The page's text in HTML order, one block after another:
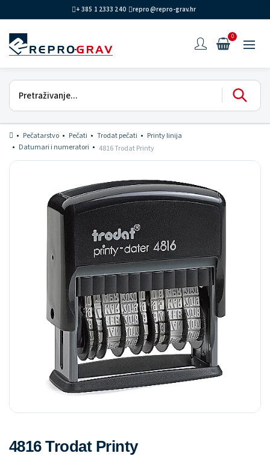
+ 385 1 2333 240 repro@repro-grav.hr
0
Pečatarstvo Pečati Trodat pečati
Printy linija
Datumari i numeratori
4816 Trodat Printy
4816 Trodat Printy